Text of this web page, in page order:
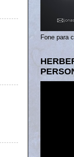
Fone para